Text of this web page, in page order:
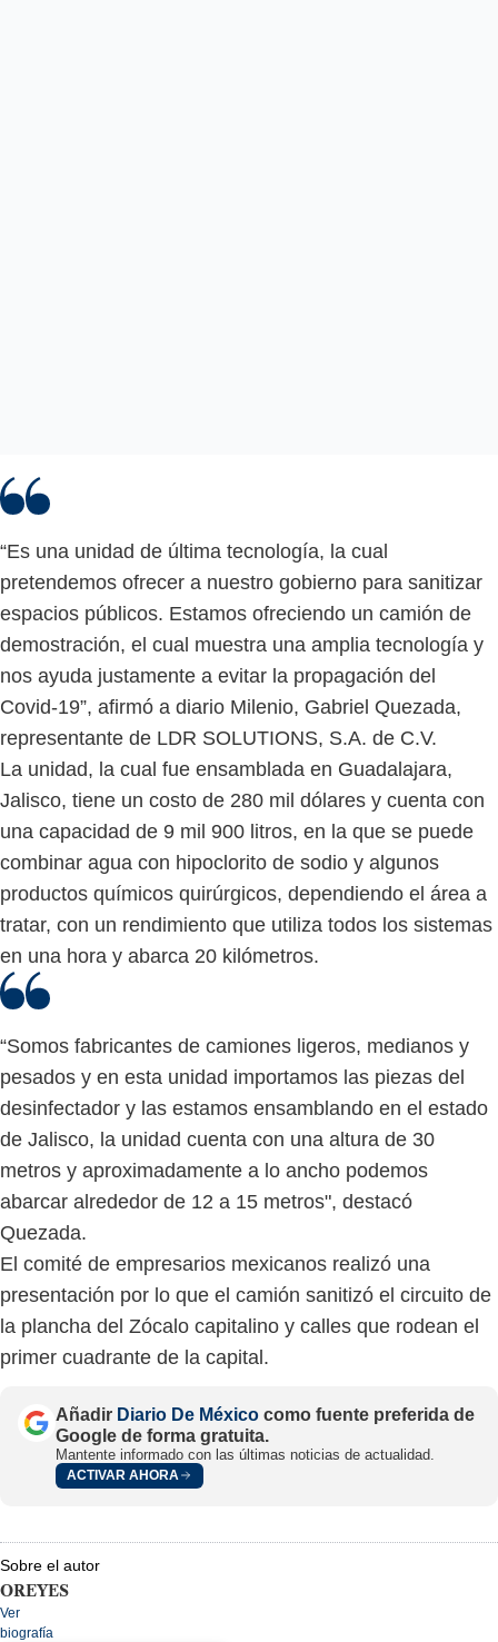
“Es una unidad de última tecnología, la cual
pretendemos ofrecer a nuestro gobierno para sanitizar
espacios públicos. Estamos ofreciendo un camión de
demostración, el cual muestra una amplia tecnología y
nos ayuda justamente a evitar la propagación del
Covid-19”, afirmó a diario Milenio, Gabriel Quezada,
representante de LDR SOLUTIONS, S.A. de C.V.
La unidad, la cual fue ensamblada en Guadalajara,
Jalisco, tiene un costo de 280 mil dólares y cuenta con
una capacidad de 9 mil 900 litros, en la que se puede
combinar agua con hipoclorito de sodio y algunos
productos químicos quirúrgicos, dependiendo el área a
tratar, con un rendimiento que utiliza todos los sistemas
en una hora y abarca 20 kilómetros.
“Somos fabricantes de camiones ligeros, medianos y
pesados y en esta unidad importamos las piezas del
desinfectador y las estamos ensamblando en el estado
de Jalisco, la unidad cuenta con una altura de 30
metros y aproximadamente a lo ancho podemos
abarcar alrededor de 12 a 15 metros", destacó
Quezada.
El comité de empresarios mexicanos realizó una
presentación por lo que el camión sanitizó el circuito de
la plancha del Zócalo capitalino y calles que rodean el
primer cuadrante de la capital.
Añadir Diario De México como fuente preferida de
Google de forma gratuita.
Mantente informado con las últimas noticias de actualidad.
ACTIVAR AHORA
Sobre el autor
OREYES
Ver
biografía